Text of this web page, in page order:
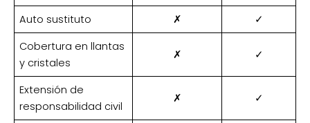
Auto sustituto
✗
✓
Cobertura en llantas
y cristales
✗ ✓
Extensión de
responsabilidad civil
✗ ✓